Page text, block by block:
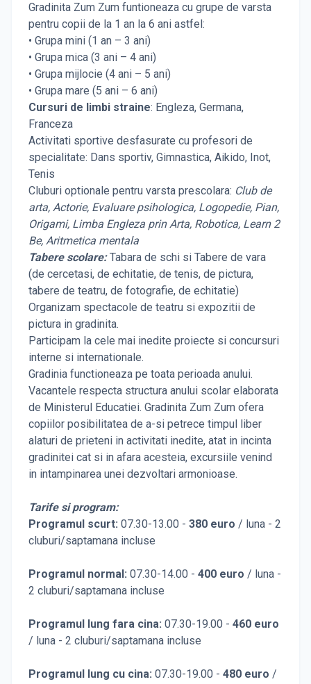
Gradinita Zum Zum funtioneaza cu grupe de varsta
pentru copii de la 1 an la 6 ani astfel:
• Grupa mini (1 an – 3 ani)
• Grupa mica (3 ani – 4 ani)
• Grupa mijlocie (4 ani – 5 ani)
• Grupa mare (5 ani – 6 ani)
Cursuri de limbi straine: Engleza, Germana,
Franceza
Activitati sportive desfasurate cu profesori de
specialitate: Dans sportiv, Gimnastica, Aikido, Inot,
Tenis
Cluburi optionale pentru varsta prescolara: Club de
arta, Actorie, Evaluare psihologica, Logopedie, Pian,
Origami, Limba Engleza prin Arta, Robotica, Learn 2
Be, Aritmetica mentala
Tabere scolare:Tabara de schi si Tabere de vara
(de cercetasi, de echitatie, de tenis, de pictura,
tabere de teatru, de fotografie, de echitatie)
Organizam spectacole de teatru si expozitii de
pictura in gradinita.
Participam la cele mai inedite proiecte si concursuri
interne si internationale.
Gradinia functioneaza pe toata perioada anului.
Vacantele respecta structura anului scolar elaborata
de Ministerul Educatiei. Gradinita Zum Zum ofera
copiilor posibilitatea de a-si petrece timpul liber
alaturi de prieteni in activitati inedite, atat in incinta
gradinitei cat si in afara acesteia, excursiile venind
in intampinarea unei dezvoltari armonioase.
Tarife si program:
Programul scurt: 07.30-13.00 - 380 euro / luna - 2
cluburi/saptamana incluse
Programul normal: 07.30-14.00 - 400 euro / luna -
2 cluburi/saptamana incluse
Programul lung fara cina: 07.30-19.00 - 460 euro
/ luna - 2 cluburi/saptamana incluse
Programul lung cu cina: 07.30-19.00 - 480 euro /